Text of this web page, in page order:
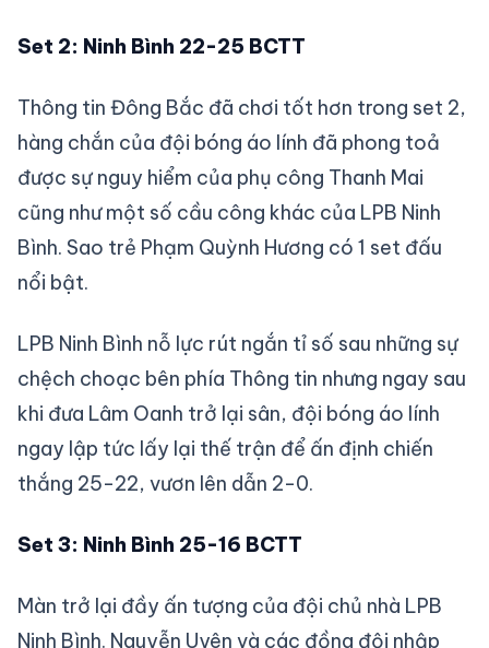
Set 2: Ninh Bình 22-25 BCTT
Thông tin Đông Bắc đã chơi tốt hơn trong set 2,
hàng chắn của đội bóng áo lính đã phong toả
được sự nguy hiểm của phụ công Thanh Mai
cũng như một số cầu công khác của LPB Ninh
Bình. Sao trẻ Phạm Quỳnh Hương có 1 set đấu
nổi bật.
LPB Ninh Bình nỗ lực rút ngắn tỉ số sau những sự
chệch choạc bên phía Thông tin nhưng ngay sau
khi đưa Lâm Oanh trở lại sân, đội bóng áo lính
ngay lập tức lấy lại thế trận để ấn định chiến
thắng 25-22, vươn lên dẫn 2-0.
Set 3: Ninh Bình 25-16 BCTT
Màn trở lại đầy ấn tượng của đội chủ nhà LPB
Ninh Bình. Nguyễn Uyên và các đồng đội nhập